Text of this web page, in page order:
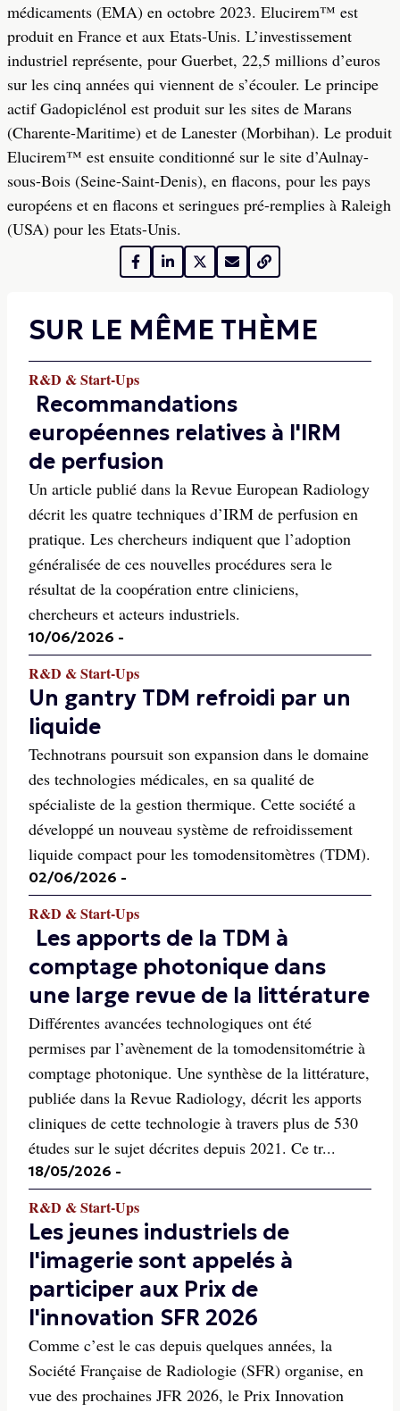
médicaments (EMA) en octobre 2023. Elucirem™ est
produit en France et aux Etats-Unis. L’investissement
industriel représente, pour Guerbet, 22,5 millions d’euros
sur les cinq années qui viennent de s’écouler. Le principe
actif Gadopiclénol est produit sur les sites de Marans
(Charente-Maritime) et de Lanester (Morbihan). Le produit
Elucirem™ est ensuite conditionné sur le site d’Aulnay-
sous-Bois (Seine-Saint-Denis), en flacons, pour les pays
européens et en flacons et seringues pré-remplies à Raleigh
(USA) pour les Etats-Unis.
SUR LE MÊME THÈME
R&D & Start-Ups
Recommandations
européennes relatives à l'IRM
de perfusion
Un article publié dans la Revue European Radiology
décrit les quatre techniques d’IRM de perfusion en
pratique. Les chercheurs indiquent que l’adoption
généralisée de ces nouvelles procédures sera le
résultat de la coopération entre cliniciens,
chercheurs et acteurs industriels.
10/06/2026 -
R&D & Start-Ups
Un gantry TDM refroidi par un
liquide
Technotrans poursuit son expansion dans le domaine
des technologies médicales, en sa qualité de
spécialiste de la gestion thermique. Cette société a
développé un nouveau système de refroidissement
liquide compact pour les tomodensitomètres (TDM).
02/06/2026 -
R&D & Start-Ups
Les apports de la TDM à
comptage photonique dans
une large revue de la littérature
Différentes avancées technologiques ont été
permises par l’avènement de la tomodensitométrie à
comptage photonique. Une synthèse de la littérature,
publiée dans la Revue Radiology, décrit les apports
cliniques de cette technologie à travers plus de 530
études sur le sujet décrites depuis 2021. Ce tr...
18/05/2026 -
R&D & Start-Ups
Les jeunes industriels de
l'imagerie sont appelés à
participer aux Prix de
l'innovation SFR 2026
Comme c’est le cas depuis quelques années, la
Société Française de Radiologie (SFR) organise, en
vue des prochaines JFR 2026, le Prix Innovation